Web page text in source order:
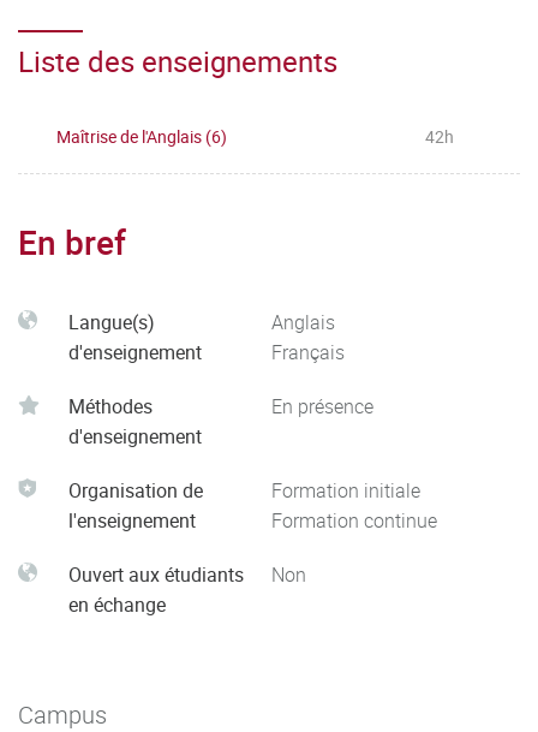
Liste des enseignements
Maîtrise de l'Anglais (6) 42h
En bref
Langue(s)
d'enseignement
Anglais
Français
Méthodes
d'enseignement
En présence
Organisation de
l'enseignement
Formation initiale
Formation continue
Ouvert aux étudiants
en échange
Non
Campus